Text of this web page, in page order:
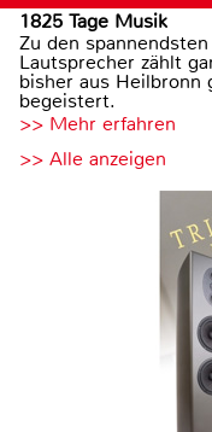
1825 Tage Musik
Zu den
Lautsprecher zählt
bisher aus Heilbronn
begeistert.
>> Mehr erfahren
>> Alle anzeigen